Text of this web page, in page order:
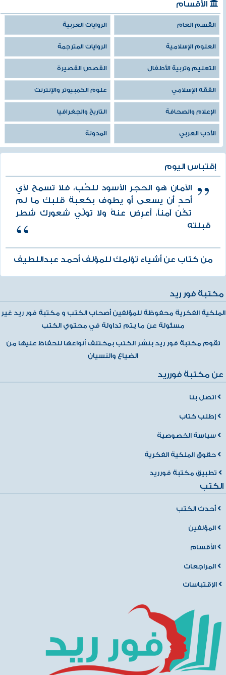
الأقسام
القسم العام الروايات العربية
العلوم الإسلامية الروايات المترجمة
التعليم وتربية الأطفال القصص القصيرة
الفقه الإسلامي علوم الكمبيوتر والإنترنت
الإعلام والصحافة التاريخ والجغرافيا
الأدب العربي المدونة
إقتباس اليوم
الأمان هو الحجر الأسود للحُب، فلا تسمح لأي
أحدٍ أن يسعى أو يطوف بكعبة قلبك ما لم
تكُن آمناً، أعرِض عنهُ ولا تولِّي شعورك شطر
قبلته
من كتاب عن أشياء تؤلمك للمؤلف أحمد عبداللطيف
مكتبة فور ريد
الملكية الفكرية محفوظة للمؤلفين أصحاب الكتب و مكتبة فور ريد غير
مسئولة عن ما يتم تداولة في محتوي الكتب
تقوم مكتبة فور ريد بنشر الكتب بمختلف أنواعها للحفاظ عليها من
الضياع والنسيان
عن مكتبة فورريد
اتصل بنا
إطلب كتاب
سياسة الخصوصية
حقوق الملكية الفكرية
تطبيق مكتبة فورريد
الكتب
أحدث الكتب
المؤلفين
الأقسام
المراجعات
الإقتباسات